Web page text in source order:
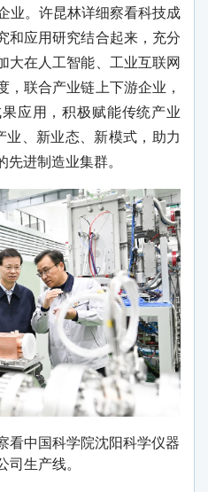
业。许昆林详细察看科技成
和应用研究结合起来，充分
大在人工智能、工业互联网
，联合产业链上下游企业，
应用，积极赋能传统产业
业、新业态、新模式，助力
进制造业集群。
看中国科学院沈阳科学仪器
司生产线。